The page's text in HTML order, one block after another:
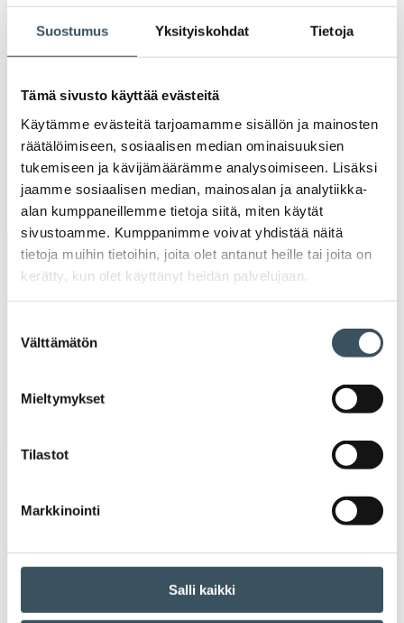
Suostumus Yksityiskohdat Tietoja
Tämä sivusto käyttää evästeitä
Käytämme evästeitä tarjoamamme sisällön ja mainosten
räätälöimiseen, sosiaalisen median ominaisuuksien
tukemiseen ja kävijämäärämme analysoimiseen. Lisäksi
jaamme sosiaalisen median, mainosalan ja analytiikka-
alan kumppaneillemme tietoja siitä, miten käytät
sivustoamme. Kumppanimme voivat yhdistää näitä
tietoja muihin tietoihin, joita olet antanut heille tai joita on
kerätty, kun olet käyttänyt heidän palvelujaan.
valinta
Välttämätön
Mieltymykset
Tilastot
Markkinointi
Salli kaikki
2020
2019
2018
Avainsanat
alv arvonlisävero digikauppa
digiostaminen digitalisaatio
energiatehokkuus
kiertotalous koronavirus koulutus
kuluttaja kuluttajat kuluttajien luottamus